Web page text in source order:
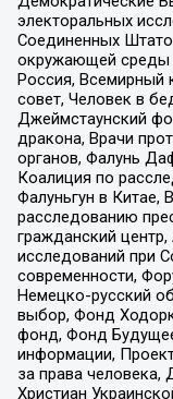
электоральных
Соединенных
окружающей среды
Россия, Всемирный
совет, Человек в
Джеймстаунский
дракона, Врачи
органов, Фалунь
Коалиция по
Фалуньгун в Китае,
расследованию
гражданский
исследований при
современности,
Немецко-русский
выбор, Фонд
фонд, Фонд
информации,
за права человека,
Христиан